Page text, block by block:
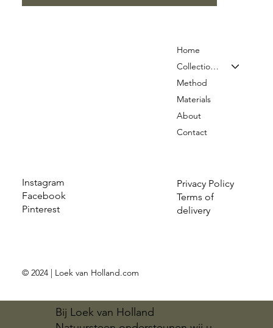
Bij Loek van Holland
Instagram
Facebook
Pinterest
Privacy Policy
Terms of
delivery
Home
Collection & Prices
Method
Materials
About
Contact
© 2024 | Loek van Holland.com